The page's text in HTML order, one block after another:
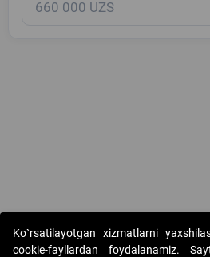
Copyright © 2017-2026. "Elektron
AJ. Barcha huquqlar himoyalangan
Ko`rsatilayotgan xizmatlarni
cookie-fayllardan foydalanamiz.